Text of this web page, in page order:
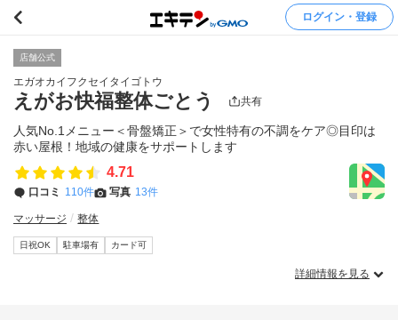
ログイン・登録
店舗公式
エガオカイフクセイタイゴトウ
えがお快福整体ごとう 共有
人気No.1メニュー＜骨盤矯正＞で女性特有の不調をケア◎目印は
赤い屋根！地域の健康をサポートします
4.71
口コミ 110件 写真 13件
マッサージ 整体
日祝OK 駐車場有 カード可
詳細情報を見る